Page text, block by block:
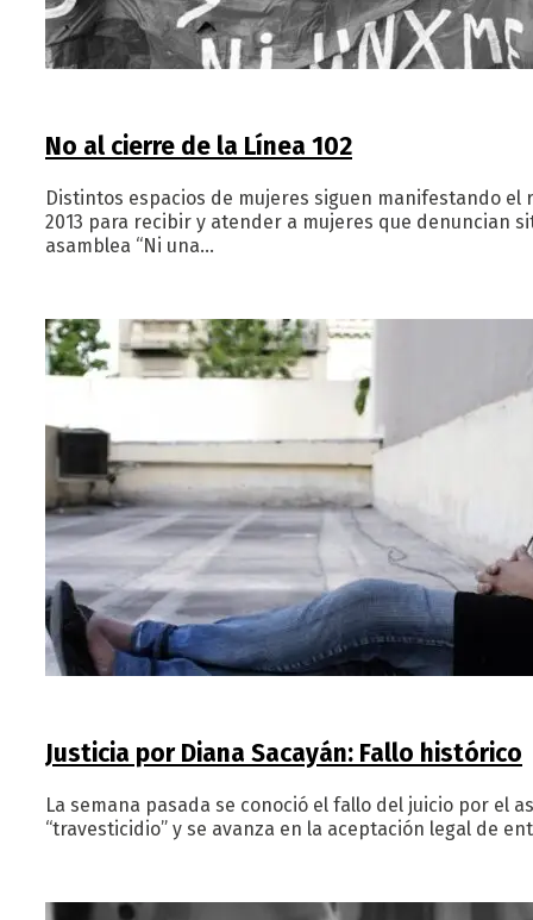
No al cierre de la Línea 102
Distintos espacios de mujeres siguen manifestando
2013 para recibir y atender a mujeres que denuncian
asamblea “Ni una…
Justicia por Diana Sacayán: Fallo histórico
La semana pasada se conoció el fallo del juicio por el
“travesticidio” y se avanza en la aceptación legal de